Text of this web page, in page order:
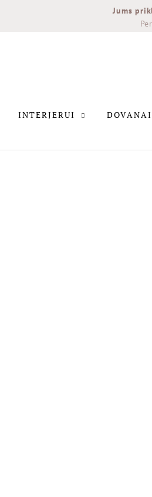
Jums
INTERJERUI DOVANAI
APRANGA INTERJERUI